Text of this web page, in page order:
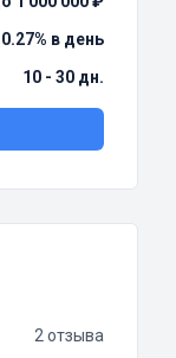
в день
10 - 30 дн.
2 отзыва